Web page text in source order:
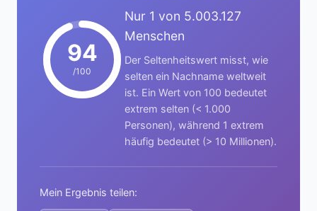
94
/100
Nur 1 von 5.003.127
Menschen
Der Seltenheitswert misst, wie
selten ein Nachname weltweit
ist. Ein Wert von 100 bedeutet
extrem selten (< 1.000
Personen), während 1 extrem
häufig bedeutet (> 10 Millionen).
Mein Ergebnis teilen: